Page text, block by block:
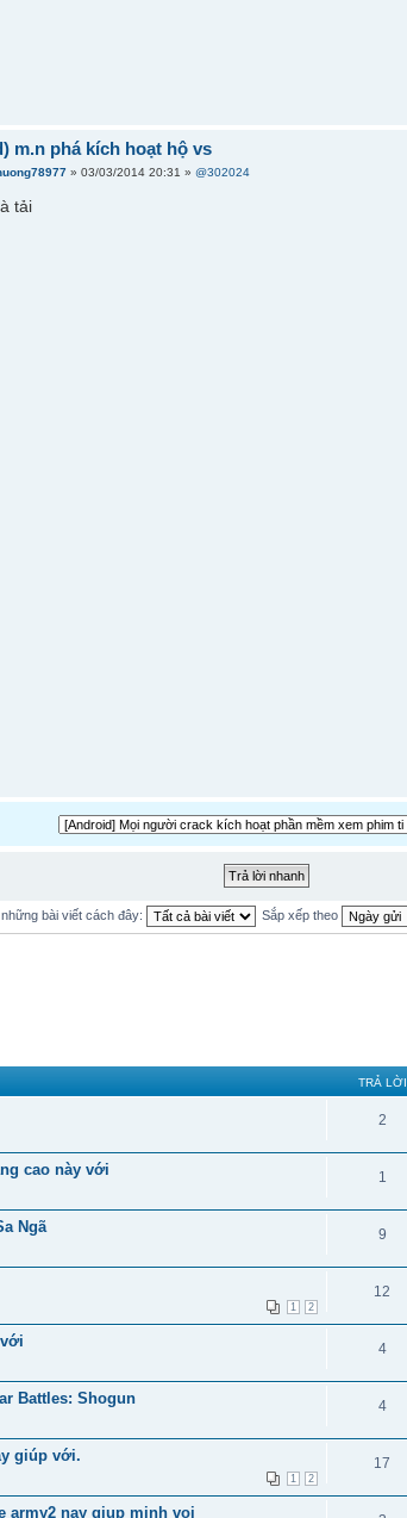
m.n phá kích hoạt hộ vs
» 03/03/2014 20:31 »@302024
tải
những bài viết cách đây: Sắp xếp theo
TRẢ LỜI
2
cao này với 1
Ngã 9
1 2
12
4
Battles: Shogun 4
giúp với.
1 2
17
army2 nay giup minh voi